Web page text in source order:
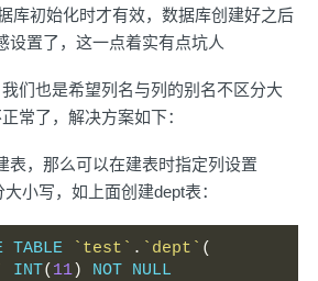
初始化时才有效，数据库创建好之后
设置了，这一点着实有点坑人
也是希望列名与列的别名不区分大
常了，解决方案如下：
，那么可以在建表时指定列设置
大小写，如上面创建dept表：
TABLE `test` . `dept` (
INT( 11)
NOT NULL